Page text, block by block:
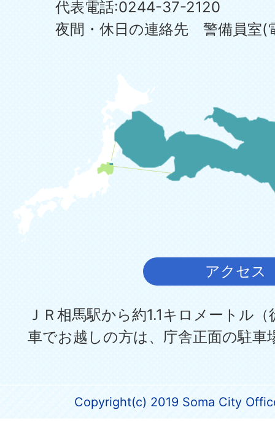
代表電話:0244-37-2120
夜間・休日の連絡先 警備員室
アクセス
ＪＲ相馬駅から約1.1キロメートル
車でお越しの方は、庁舎正面の駐車
Copyright(c) 2019 Soma City